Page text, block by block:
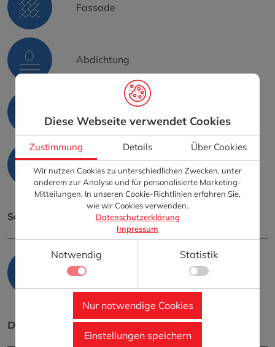
Fassade
Abdichtung
Gebäudetechnik
Sektor
Privatgebäude & Immobilienbetreuung
Details
Diese Webseite verwendet Cookies
Zustimmung Details Über Cookies
Wir nutzen Cookies zu unterschiedlichen Zwecken, unter
anderem zur Analyse und für personalisierte Marketing-
Mitteilungen. In unseren Cookie-Richtlinien erfahren Sie,
wie wir Cookies verwenden.
Datenschutzerklärung
Impressum
Notwendig Statistik
Technisch notwendige Funktionen, wie das speichern
Ihrer Cookie-Einstellungen für diese Website.
Anbieter
Zweck
Nur notwendige Cookies
Einstellungen speichern